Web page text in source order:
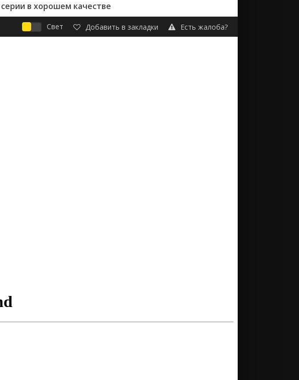
в хорошем качестве
Свет Добавить в закладки Есть жалоба?